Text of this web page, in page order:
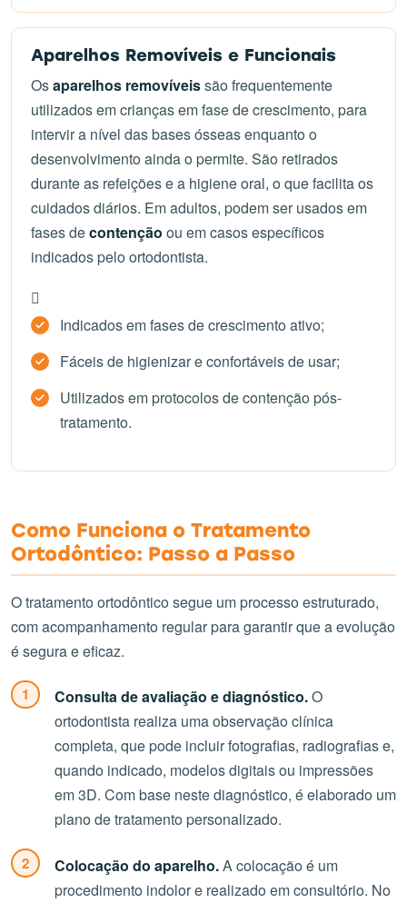
Aparelhos Removíveis e Funcionais
Osaparelhos removíveissão frequentemente
utilizados em crianças em fase de crescimento, para
intervir a nível das bases ósseas enquanto o
desenvolvimento ainda o permite. São retirados
durante as refeições e a higiene oral, o que facilita os
cuidados diários. Em adultos, podem ser usados em
fases decontenção ou em casos específicos
indicados pelo ortodontista.
Indicados em fases de crescimento ativo;
Fáceis de higienizar e confortáveis de usar;
Utilizados em protocolos de contenção pós-
tratamento.
Como Funciona o Tratamento
Ortodôntico: Passo a Passo
O tratamento ortodôntico segue um processo estruturado,
com acompanhamento regular para garantir que a evolução
é segura e eficaz.
Consulta de avaliação e diagnóstico.O
ortodontista realiza uma observação clínica
completa, que pode incluir fotografias, radiografias e,
quando indicado, modelos digitais ou impressões
em 3D. Com base neste diagnóstico, é elaborado um
plano de tratamento personalizado.
Colocação do aparelho.A colocação é um
procedimento indolor e realizado em consultório. No